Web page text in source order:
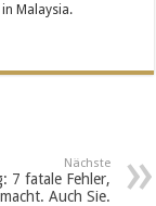
Malaysia.
Nächste
7 fatale Fehler,
Auch Sie.